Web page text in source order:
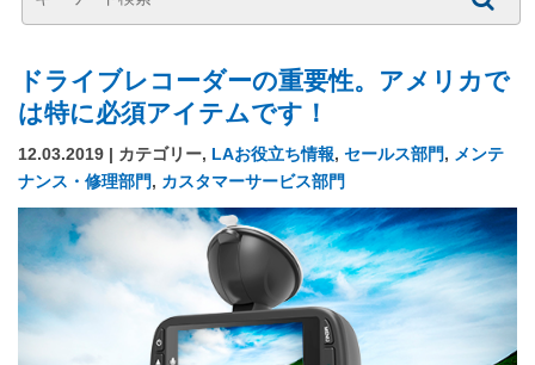
ドライブレコーダーの重要性。アメリカで
は特に必須アイテムです！
12.03.2019 | カテゴリー, LAお役立ち情報, セールス部門, メンテ
ナンス・修理部門, カスタマーサービス部門